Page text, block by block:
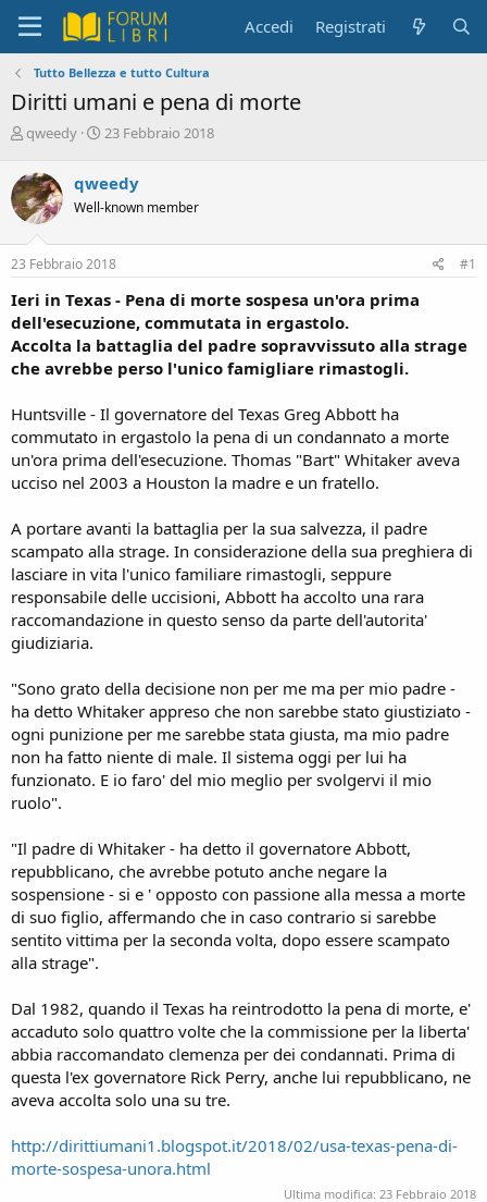
Accedi Registrati
Tutto Bellezza e tutto Cultura
Diritti umani e pena di morte
C
e
a
t
o
r
e
i
s
c
u
i
o
n
e
qweedy
D
a
d
i
n
z
i
o
23 Febbraio 2018
qweedy
Well-known member
23 Febbraio 2018 #1
Ieri in Texas - Pena di morte sospesa un'ora prima
dell'esecuzione, commutata in ergastolo.
Accolta la battaglia del padre sopravvissuto alla strage
che avrebbe perso l'unico famigliare rimastogli.
Huntsville - Il governatore del Texas Greg Abbott ha
commutato in ergastolo la pena di un condannato a morte
un'ora prima dell'esecuzione. Thomas "Bart" Whitaker aveva
ucciso nel 2003 a Houston la madre e un fratello.
A portare avanti la battaglia per la sua salvezza, il padre
scampato alla strage. In considerazione della sua preghiera di
lasciare in vita l'unico familiare rimastogli, seppure
responsabile delle uccisioni, Abbott ha accolto una rara
raccomandazione in questo senso da parte dell'autorita'
giudiziaria.
"Sono grato della decisione non per me ma per mio padre -
ha detto Whitaker appreso che non sarebbe stato giustiziato -
ogni punizione per me sarebbe stata giusta, ma mio padre
non ha fatto niente di male. Il sistema oggi per lui ha
funzionato. E io faro' del mio meglio per svolgervi il mio
ruolo".
"Il padre di Whitaker - ha detto il governatore Abbott,
repubblicano, che avrebbe potuto anche negare la
sospensione - si e ' opposto con passione alla messa a morte
di suo figlio, affermando che in caso contrario si sarebbe
sentito vittima per la seconda volta, dopo essere scampato
alla strage".
Dal 1982, quando il Texas ha reintrodotto la pena di morte, e'
accaduto solo quattro volte che la commissione per la liberta'
abbia raccomandato clemenza per dei condannati. Prima di
questa l'ex governatore Rick Perry, anche lui repubblicano, ne
aveva accolta solo una su tre.
http://dirittiumani1.blogspot.it/2018/02/usa-texas-pena-di-
morte-sospesa-unora.html
Ultima modifica: 23 Febbraio 2018